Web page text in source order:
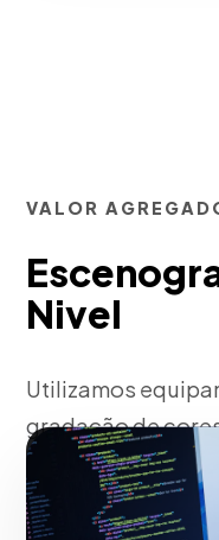
VALOR
Nivel
Utilizamos
gradação de
garantir que o
padrões